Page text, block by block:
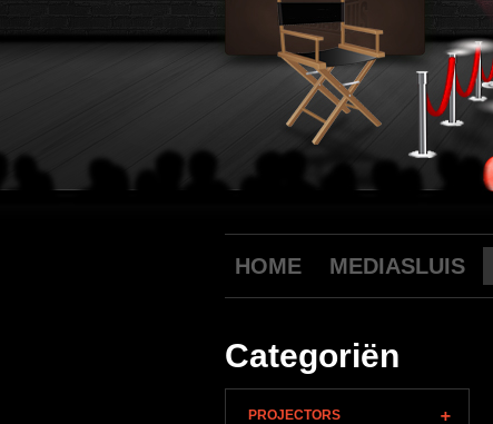
HOME MEDIASLUIS
Categoriën
PROJECTORS